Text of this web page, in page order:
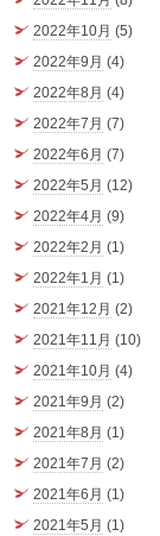
2022年10月 (5)
2022年9月 (4)
2022年8月 (4)
2022年7月 (7)
2022年6月 (7)
2022年5月 (12)
2022年4月 (9)
2022年2月 (1)
2022年1月 (1)
2021年12月 (2)
2021年11月 (10)
2021年10月 (4)
2021年9月 (2)
2021年8月 (1)
2021年7月 (2)
2021年6月 (1)
2021年5月 (1)